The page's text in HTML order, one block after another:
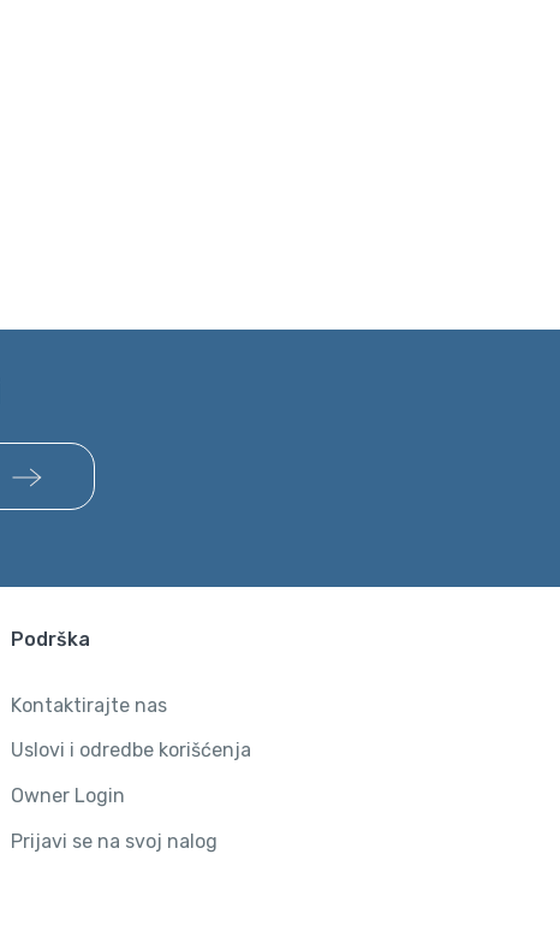
Podrška
Kontaktirajte nas
Uslovi i odredbe korišćenja
Owner Login
Prijavi se na svoj nalog